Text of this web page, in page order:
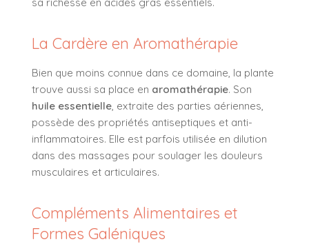
La Cardère en Aromathérapie
Bien que moins connue dans ce domaine, la plante
trouve aussi sa place en aromathérapie. Son
huile essentielle, extraite des parties aériennes,
possède des propriétés antiseptiques et anti-
inflammatoires. Elle est parfois utilisée en dilution
dans des massages pour soulager les douleurs
musculaires et articulaires.
Compléments Alimentaires et
Formes Galéniques